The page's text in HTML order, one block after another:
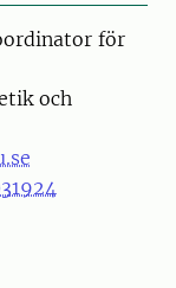
för
och